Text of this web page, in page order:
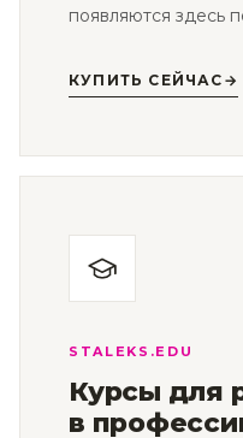
появляются здесь
КУПИТЬ СЕЙЧАС →
STALEKS.EDU
Курсы для
в